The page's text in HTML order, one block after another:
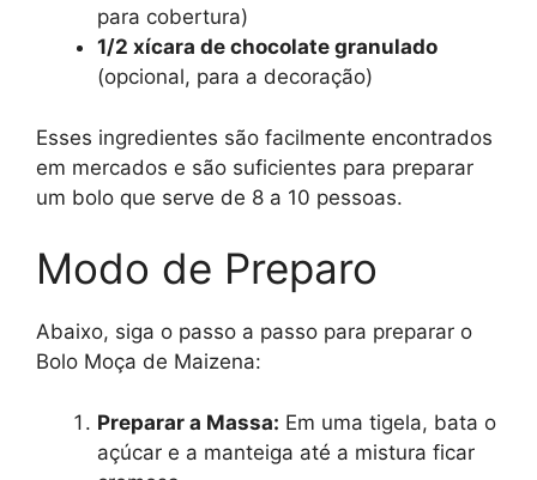
para cobertura)
1/2 xícara de chocolate granulado
(opcional, para a decoração)
Esses ingredientes são facilmente encontrados
em mercados e são suficientes para preparar
um bolo que serve de 8 a 10 pessoas.
Modo de Preparo
Abaixo, siga o passo a passo para preparar o
Bolo Moça de Maizena:
Preparar a Massa: Em uma tigela, bata o
açúcar e a manteiga até a mistura ficar